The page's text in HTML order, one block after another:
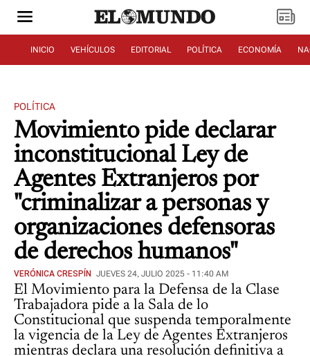
INICIO VEHÍCULOS EDITORIAL POLÍTICA ECONOMÍA
POLÍTICA
Movimiento pide declarar
inconstitucional Ley de
Agentes Extranjeros por
"criminalizar a personas y
organizaciones defensoras
de derechos humanos"
VERÓNICA CRESPÍN JUEVES 24, JULIO 2025 - 11:40 AM
El Movimiento para la Defensa de la Clase
Trabajadora pide a la Sala de lo
Constitucional que suspenda temporalmente
la vigencia de la Ley de Agentes Extranjeros
mientras declara una resolución definitiva a